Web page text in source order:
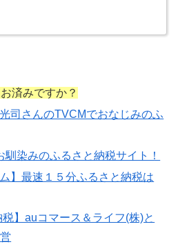
済みですか？
司さんのTVCMでおなじみのふ
馴染みのふるさと納税サイト！
】最速１５分ふるさと納税は
税】auコマース＆ライフ(株)と